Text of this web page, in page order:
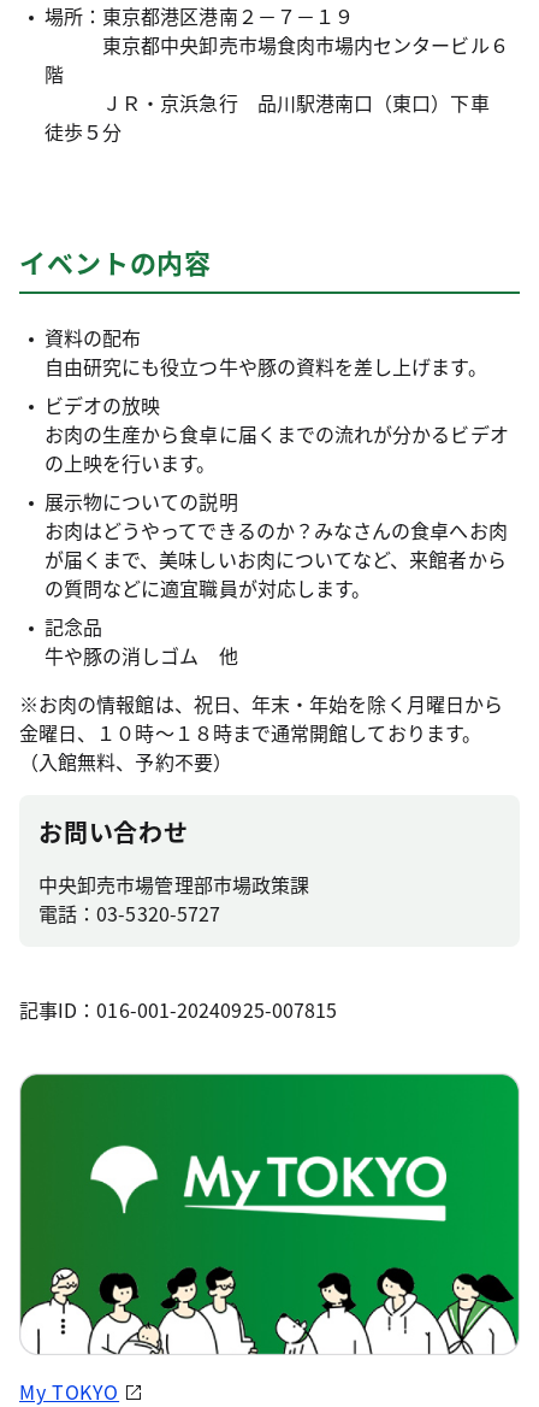
場所：東京都港区港南２－７－１９
東京都中央卸売市場食肉市場内センタービル６
階
ＪＲ・京浜急行 品川駅港南口（東口）下車
徒歩５分
イベントの内容
資料の配布
自由研究にも役立つ牛や豚の資料を差し上げます。
ビデオの放映
お肉の生産から食卓に届くまでの流れが分かるビデオ
の上映を行います。
展示物についての説明
お肉はどうやってできるのか？みなさんの食卓へお肉
が届くまで、美味しいお肉についてなど、来館者から
の質問などに適宜職員が対応します。
記念品
牛や豚の消しゴム 他
※お肉の情報館は、祝日、年末・年始を除く月曜日から
金曜日、１０時～１８時まで通常開館しております。
（入館無料、予約不要）
お問い合わせ
中央卸売市場管理部市場政策課
電話：03-5320-5727
記事ID：016-001-20240925-007815
My TOKYO